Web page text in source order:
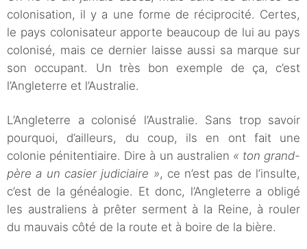
colonisation, il y a une forme de réciprocité. Certes,
le pays colonisateur apporte beaucoup de lui au pays
colonisé, mais ce dernier laisse aussi sa marque sur
son occupant. Un très bon exemple de ça, c’est
l’Angleterre et l’Australie.
L’Angleterre a colonisé l’Australie. Sans trop savoir
pourquoi, d’ailleurs, du coup, ils en ont fait une
colonie pénitentiaire. Dire à un australien « ton grand-
père a un casier judiciaire », ce n’est pas de l’insulte,
c’est de la généalogie. Et donc, l’Angleterre a obligé
les australiens à prêter serment à la Reine, à rouler
du mauvais côté de la route et à boire de la bière.